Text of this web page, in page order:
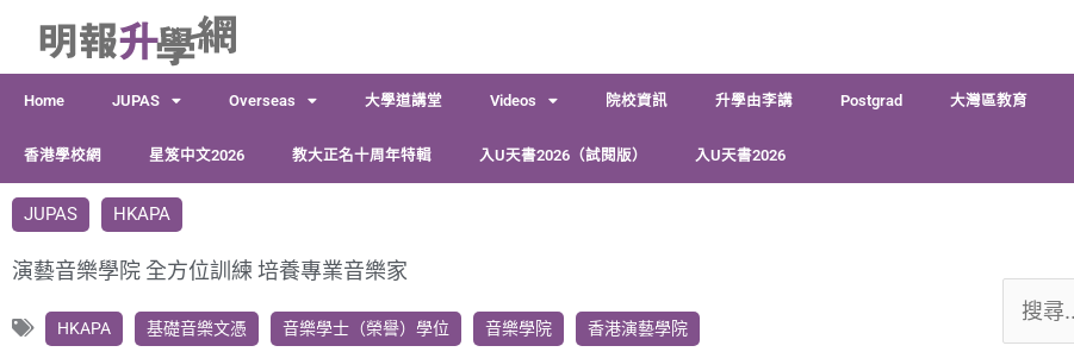
容
Home JUPAS Overseas 大學道講堂 Videos 院校資訊 升學由李講 Postgrad 大灣區教育
香港學校網 星笈中文2026 教大正名十周年特輯 入U天書2026（試閱版） 入U天書2026
JUPAS HKAPA
演藝音樂學院 全方位訓練 培養專業音樂家
HKAPA 基礎音樂文憑 音樂學士（榮譽）學位 音樂學院 香港演藝學院